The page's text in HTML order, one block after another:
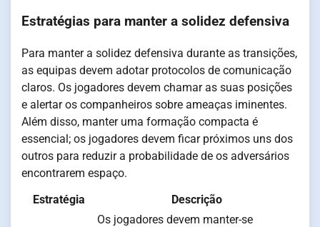
Estratégias para manter a solidez defensiva
Para manter a solidez defensiva durante as transições,
as equipas devem adotar protocolos de comunicação
claros. Os jogadores devem chamar as suas posições
e alertar os companheiros sobre ameaças iminentes.
Além disso, manter uma formação compacta é
essencial; os jogadores devem ficar próximos uns dos
outros para reduzir a probabilidade de os adversários
encontrarem espaço.
Estratégia
Descrição
Os jogadores devem manter-se